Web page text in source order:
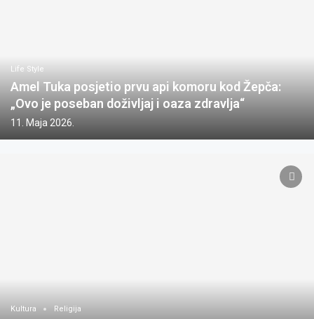
Life Style
Amel Tuka posjetio prvu api komoru kod Žepča:
„Ovo je poseban doživljaj i oaza zdravlja“
11. Maja 2026.
Kultura Religija